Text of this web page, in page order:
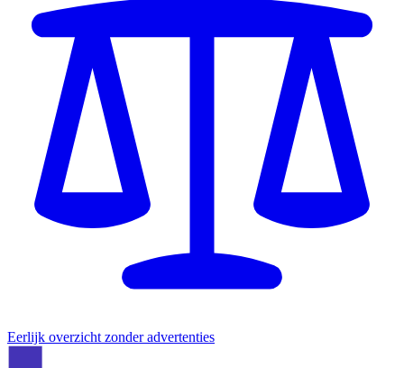
Eerlijk overzicht zonder advertenties